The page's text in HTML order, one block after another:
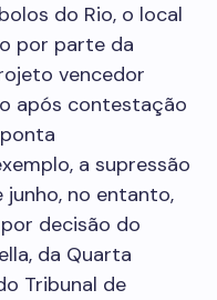
do Rio, o local
por parte da
vencedor
após contestação
a supressão
junho, no entanto,
decisão do
da Quarta
Tribunal de